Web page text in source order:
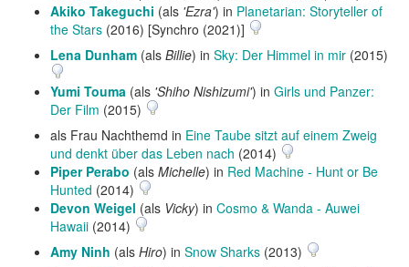
Akiko Takeguchi (als 'Ezra') in Planetarian: Storyteller of
the Stars (2016) [Synchro (2021)]
Lena Dunham (als Billie) in Sky: Der Himmel in mir (2015)
Yumi Touma (als 'Shiho Nishizumi') in Girls und Panzer:
Der Film (2015)
als Frau Nachthemd in Eine Taube sitzt auf einem Zweig
und denkt über das Leben nach (2014)
Piper Perabo (als Michelle) in Red Machine - Hunt or Be
Hunted (2014)
Devon Weigel (als Vicky) in Cosmo & Wanda - Auwei
Hawaii (2014)
Amy Ninh (als Hiro) in Snow Sharks (2013)